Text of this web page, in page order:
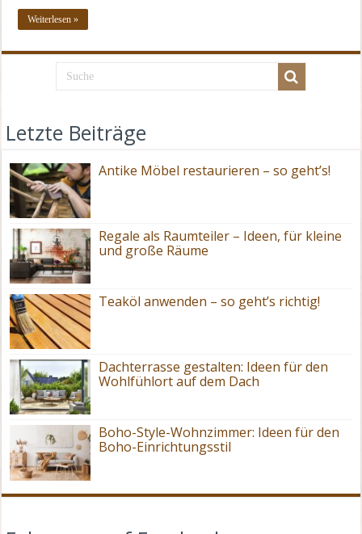
Weiterlesen »
Letzte Beiträge
Antike Möbel restaurieren – so geht’s!
Regale als Raumteiler – Ideen, für kleine
und große Räume
Teaköl anwenden – so geht’s richtig!
Dachterrasse gestalten: Ideen für den
Wohlfühlort auf dem Dach
Boho-Style-Wohnzimmer: Ideen für den
Boho-Einrichtungsstil